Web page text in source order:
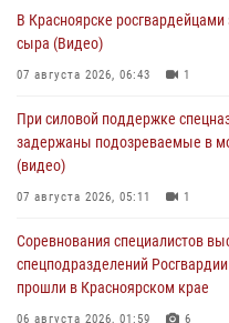
В Красноярске
сыра (Видео)
07 августа 2026, 06:43 1
При силовой поддержке
задержаны подозреваемые в
(видео)
07 августа 2026, 05:11 1
Соревнования специалистов
спецподразделений
прошли в Красноярском крае
06 августа 2026, 01:59 6